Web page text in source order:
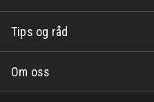
Tips og råd
Om oss